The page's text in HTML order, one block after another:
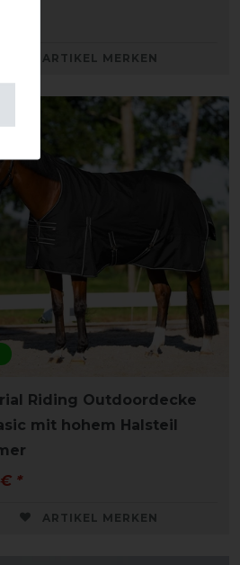
€ *
ARTIKEL MERKEN
Riding Outdoordecke
mit hohem Halsteil
€ *
ARTIKEL MERKEN